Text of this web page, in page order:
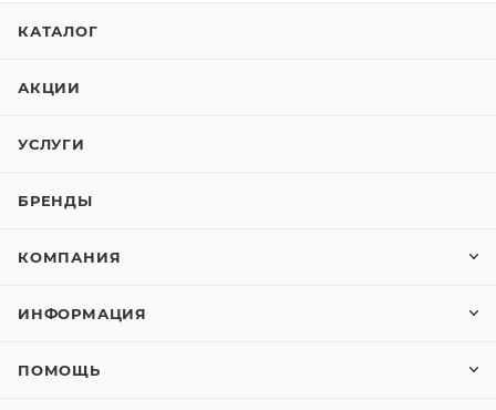
КАТАЛОГ
АКЦИИ
УСЛУГИ
БРЕНДЫ
КОМПАНИЯ
ИНФОРМАЦИЯ
ПОМОЩЬ